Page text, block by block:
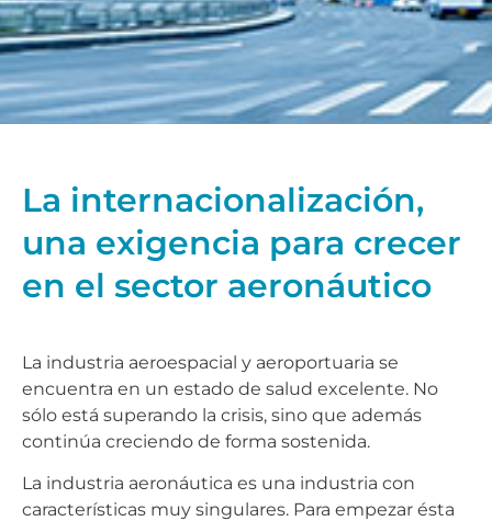
La internacionalización,
una exigencia para crecer
en el sector aeronáutico
La industria aeroespacial y aeroportuaria se
encuentra en un estado de salud excelente. No
sólo está superando la crisis, sino que además
continúa creciendo de forma sostenida.
La industria aeronáutica es una industria con
características muy singulares. Para empezar ésta